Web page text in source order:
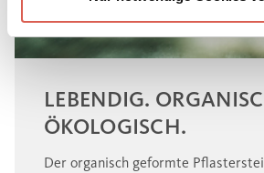
LEBENDIG.
ÖKOLOGISCH.
Der organisch geformte